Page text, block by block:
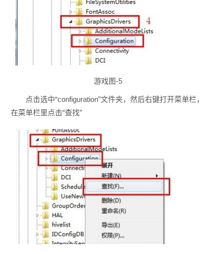
游戏图-5
点击选中“configuration”文件夹，然后右键打开菜单栏，
在菜单栏里点击“查找”